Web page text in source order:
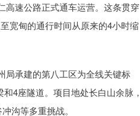
速公路正式通车运营。这条贯穿
宽甸的通行时间从原来的4小时缩
局承建的第八工区为全线关键标
4座隧道。项目地处长白山余脉，
沟等多重挑战。